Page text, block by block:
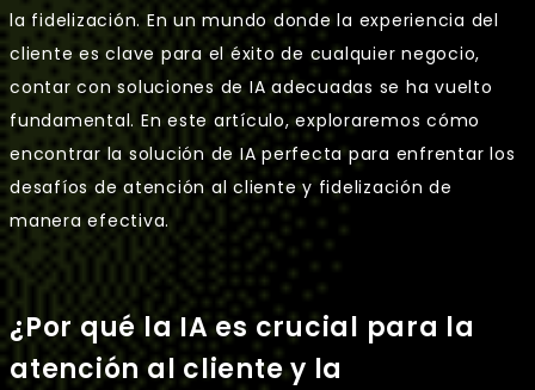
la fidelización. En un mundo donde la experiencia del
cliente es clave para el éxito de cualquier negocio,
contar con soluciones de IA adecuadas se ha vuelto
fundamental. En este artículo, exploraremos cómo
encontrar la solución de IA perfecta para enfrentar los
desafíos de atención al cliente y fidelización de
manera efectiva.
¿Por qué la IA es crucial para la
atención al cliente y la